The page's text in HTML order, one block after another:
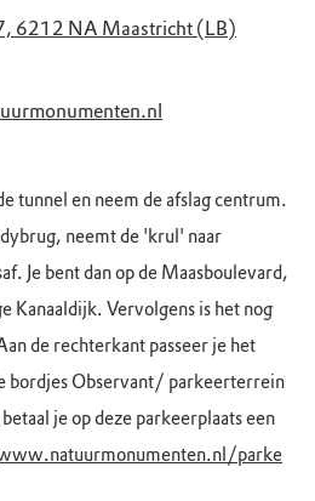
6212 NA Maastricht (LB)
tunnel en neem de afslag centrum.
neemt de 'krul' naar
Je bent dan op de Maasboulevard,
Kanaaldijk. Vervolgens is het nog
de rechterkant passeer je het
bordjes Observant/ parkeerterrein
je op deze parkeerplaats een
parke